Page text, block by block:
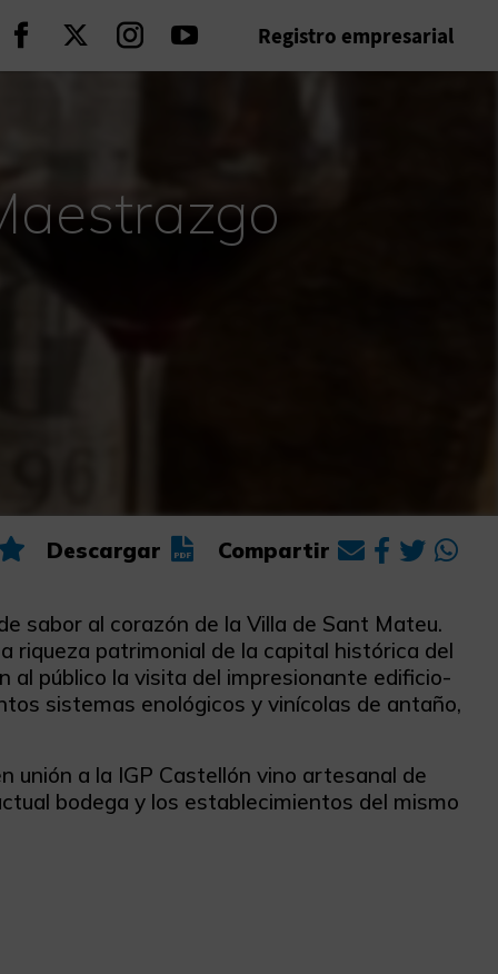
Seguir en Facebook
Seguir en Twitter
Seguir en Instagram
Seguir en Youtube
Registro empresarial
Descargar Compartir
sabor al corazón de la Villa de Sant Mateu.
riqueza patrimonial de la capital histórica del
público la visita del impresionante edificio-
sistemas enológicos y vinícolas de antaño,
unión a la IGP Castellón vino artesanal de
bodega y los establecimientos del mismo